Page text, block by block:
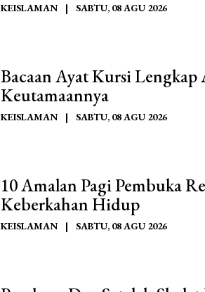
KEISLAMAN | SABTU, 08 AGU 2026
Bacaan Ayat Kursi
Keutamaannya
KEISLAMAN | SABTU, 08 AGU 2026
10 Amalan Pagi Pembuka
Keberkahan Hidup
KEISLAMAN | SABTU, 08 AGU 2026